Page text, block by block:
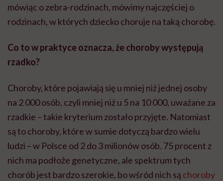
mówiąc o zebra-rodzinach, mówimy najczęściej o
rodzinach, w których dziecko choruje na taką chorobę.
Co to w praktyce oznacza, że choroby występują
rzadko?
Choroby, które pojawiają się u mniej niż jednej osoby
na 2 000 osób, czyli mniej niż u 5 na 10 000, uważane za
rzadkie – takie kryterium zostało przyjęte. Natomiast
są to choroby, które w sumie dotyczą bardzo wielu
ludzi – w Polsce od 2 do 3 milionów osób. 75 procent z
nich ma podłoże genetyczne, ale spektrum tych
chorób jest bardzo szerokie, bo wśród nich są choroby